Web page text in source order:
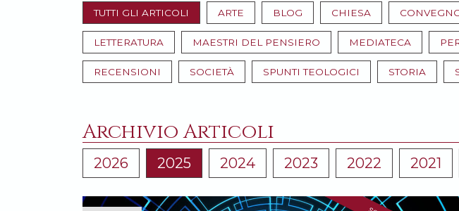
TUTTI GLI ARTICOLI ARTE BLOG CHIESA
LETTERATURA MAESTRI DEL PENSIERO MEDIATECA
RECENSIONI SOCIETÀ SPUNTI TEOLOGICI STORIA
Archivio Articoli
2026 2025 2024 2023 2022 2021